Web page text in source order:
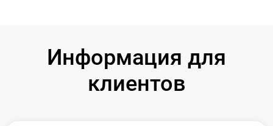
Информация для
клиентов